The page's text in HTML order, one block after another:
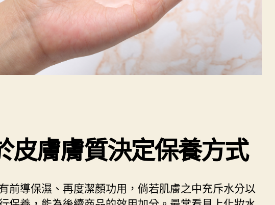
皮膚膚質決定保養方式
前導保濕、再度潔顏功用，倘若肌膚之中充斥水分以